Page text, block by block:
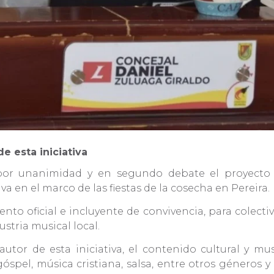
esta iniciativa
unanimidad y en segundo debate el
en el marco de las fiestas de la cosecha en Pereira.
oficial e incluyente de convivencia, para
musical local.
de esta iniciativa, el contenido cultural y
música cristiana, salsa, entre otros géneros